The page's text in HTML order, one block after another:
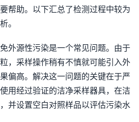
帮助。以下汇总了检测过程中较为
。
外源性污染是一个常见问题。由于
，采样操作稍有不慎就可能引入外
偏高。解决这一问题的关键在于严
用经过验证的洁净采样器具，在洁
并设置空白对照样品以评估污染水